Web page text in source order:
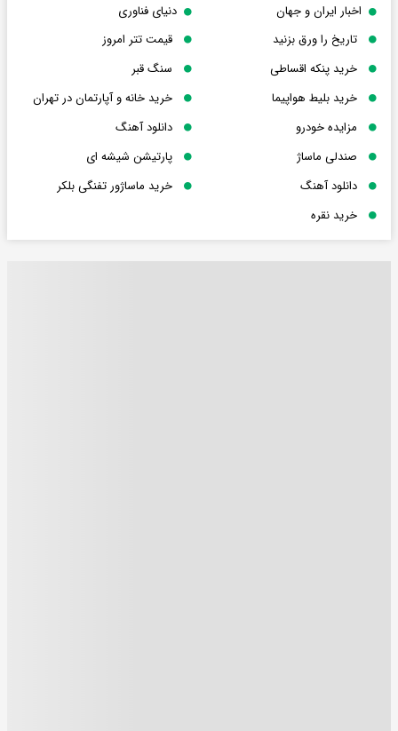
اخبار ایران و جهان
دنیای فناوری
تاریخ را ورق بزنید
قیمت تتر امروز
خرید پنکه اقساطی
سنگ قبر
خرید بلیط هواپیما
خرید خانه و آپارتمان در تهران
مزایده خودرو
دانلود آهنگ
صندلی ماساژ
پارتیشن شیشه ای
دانلود آهنگ
خرید ماساژور تفنگی بلکر
خرید نقره